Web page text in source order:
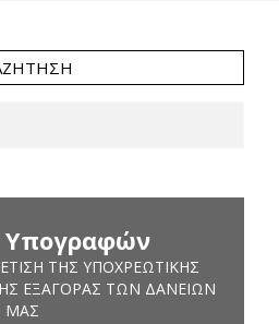
Υπογραφών
ΤΗΣ ΥΠΟΧΡΕΩΤΙΚΉΣ
ΕΞΑΓΟΡΆΣ ΤΩΝ ΔΑΝΕΊΩΝ
ΜΑΣ